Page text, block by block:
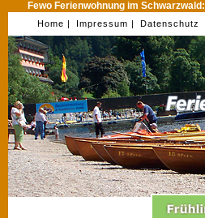
Fewo Ferienwohnung im Schwarzwald:
Home | Impressum | Datenschutz